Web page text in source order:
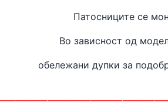
Патосниците се
Во зависност од
обележани дупки за